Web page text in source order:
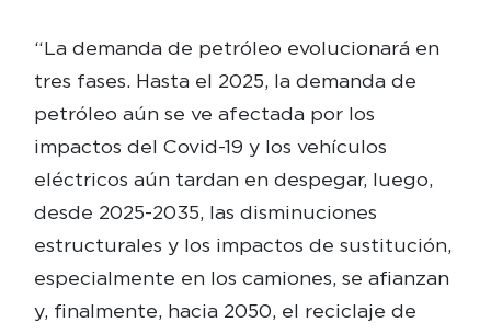
“La demanda de petróleo evolucionará en
tres fases. Hasta el 2025, la demanda de
petróleo aún se ve afectada por los
impactos del Covid-19 y los vehículos
eléctricos aún tardan en despegar, luego,
desde 2025-2035, las disminuciones
estructurales y los impactos de sustitución,
especialmente en los camiones, se afianzan
y, finalmente, hacia 2050, el reciclaje de